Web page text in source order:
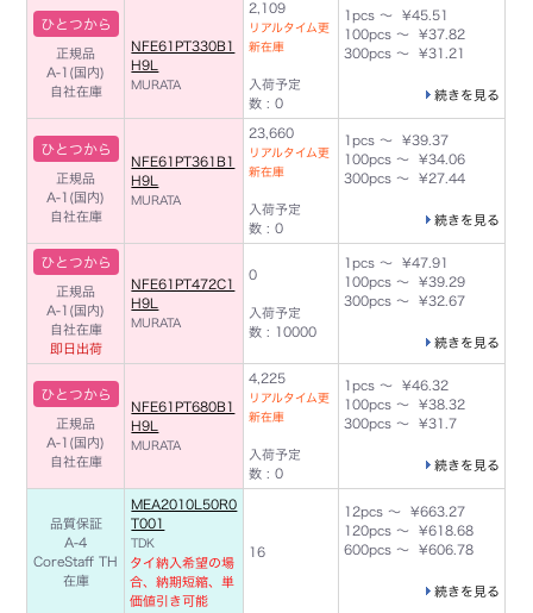
ひとつから
正規品
A-1(国内)
自社在庫
NFE61PT330B1
H9L
MURATA
2,109
リアルタイム更
新在庫
入荷予定
数 : 0
1pcs ～ ¥45.51
100pcs ～ ¥37.82
300pcs ～ ¥31.21
続きを見る
ひとつから
正規品
A-1(国内)
自社在庫
NFE61PT361B1
H9L
MURATA
23,660
リアルタイム更
新在庫
入荷予定
数 : 0
1pcs ～ ¥39.37
100pcs ～ ¥34.06
300pcs ～ ¥27.44
続きを見る
ひとつから
正規品
A-1(国内)
自社在庫
即日出荷
NFE61PT472C1
H9L
MURATA
0
入荷予定
数 : 10000
1pcs ～ ¥47.91
100pcs ～ ¥39.29
300pcs ～ ¥32.67
続きを見る
ひとつから
正規品
A-1(国内)
自社在庫
NFE61PT680B1
H9L
MURATA
4,225
リアルタイム更
新在庫
入荷予定
数 : 0
1pcs ～ ¥46.32
100pcs ～ ¥38.32
300pcs ～ ¥31.7
続きを見る
品質保証
A-4
CoreStaff TH
在庫
MEA2010L50R0
T001
TDK
タイ納入希望の場
合、納期短縮、単
価値引き可能
16
12pcs ～ ¥663.27
120pcs ～ ¥618.68
600pcs ～ ¥606.78
続きを見る